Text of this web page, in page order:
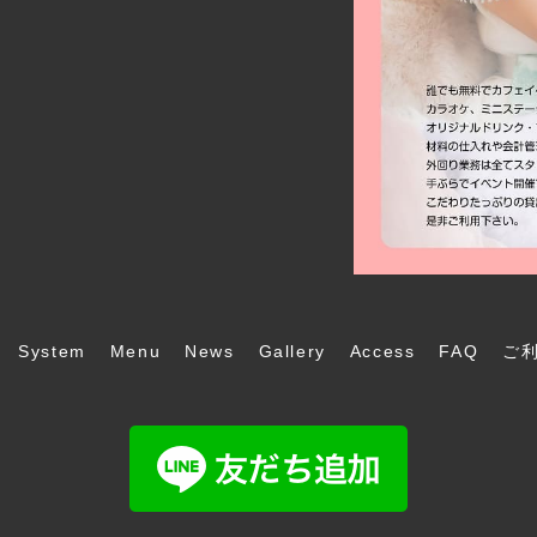
System Menu News Gallery Access FAQ ご